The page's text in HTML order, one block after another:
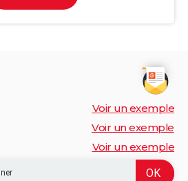
Voir un exemple
Voir un exemple
Voir un exemple